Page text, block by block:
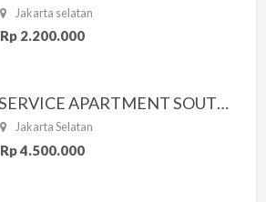
Jakarta selatan
Rp 2.200.000
SERVICE APARTMENT SOUTH RESIDENCE
Jakarta Selatan
Rp 4.500.000